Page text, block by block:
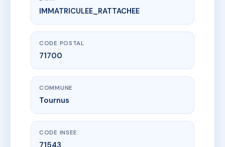
www.vme.plus/AH1615210
11 RUE DE LA REPUBLIQUE
11 r de la republique
IMMATRICULEE_RATTACHEE
CODE POSTAL
71700
COMMUNE
Tournus
CODE INSEE
71543